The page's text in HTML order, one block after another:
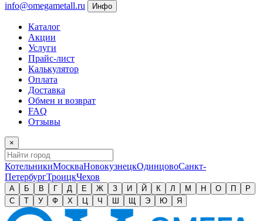
info@omegametall.ru Инфо
Каталог
Акции
Услуги
Прайс-лист
Калькулятор
Оплата
Доставка
Обмен и возврат
FAQ
Отзывы
×
КотельникиМоскваНовокузнецкОдинцовоСанкт-
ПетербургТроицкЧехов
А Б В Г Д Е Ж З И Й К Л М Н О П
Р
С
Т У Ф Х Ц Ч Ш Щ Э Ю Я